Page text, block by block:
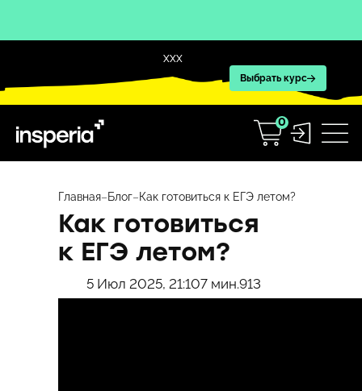
содержимому
XXX
Выбрать курс
0
Главная–Блог–Как готовиться к ЕГЭ летом?
Как готовиться
к ЕГЭ летом?
5 Июл 2025, 21:107 мин.913